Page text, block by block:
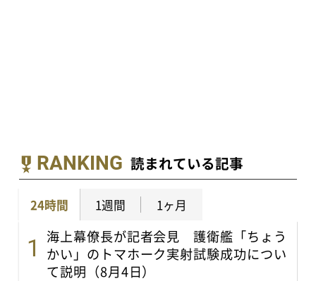
RANKING 読まれている記事
24時間 1週間 1ヶ月
海上幕僚長が記者会見 護衛艦「ちょう
かい」のトマホーク実射試験成功につい
て説明（8月4日）